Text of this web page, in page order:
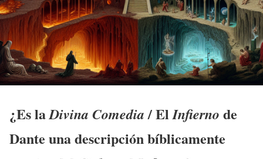
¿Es laDivina Comedia/ ElInfierno de
Dante una descripción bíblicamente